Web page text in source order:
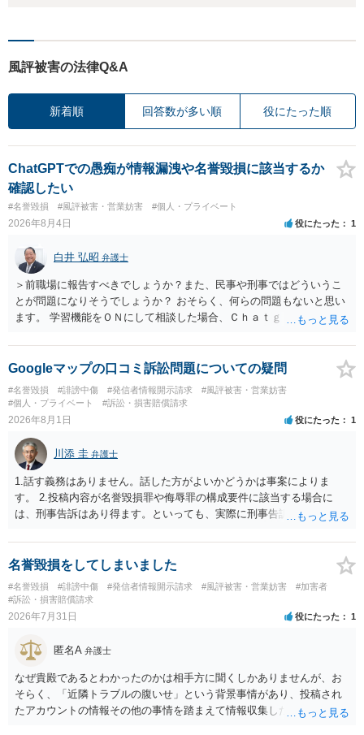
風評被害の法律Q&A
新着順 回答数が多い順 役にたった順
ChatGPTでの愚痴が情報漏洩や名誉毀損に該当するか
確認したい
#名誉毀損 #風評被害・営業妨害 #個人・プライベート
2026年8月4日 役にたった 1
白井 弘昭 弁護士
＞前職場に報告すべきでしょうか？また、民事や刑事ではどういうこ
とが問題になりそうでしょうか？ おそらく、何らの問題もないと思い
ます。 学習機能をＯＮにして相談した場合、Ｃｈａｔｇｐｔがｏｐｅ
する可能性がありますが、個人名や会社名を特定していない限り、一
般論として抽象化されて回答に織り込まれる可能性が生じるにすぎま
せんので、その情報自体が、秘密情報に当たるとは思えませんし、名
誉棄損として、個人や会社に対する誹謗中傷の不特定多数への公開に
当たるとも思われません。 もちろん、誰がその内容をｃｈａｔｇｐｔ
をせずに書き込んだことで（おそらく特定して書き込んだとして
も）、相談者さんが刑事民事の責任に問われることはないでしょう。
私見ながらご参考まで。
Googleマップの口コミ訴訟問題についての疑問
#名誉毀損 #誹謗中傷 #発信者情報開示請求
#風評被害・営業妨害
#個人・プライベート
#訴訟・損害賠償請求
2026年8月1日 役にたった 1
川添 圭 弁護士
1.話す義務はありません。話した方がよいかどうかは事案によりま
す。 2.投稿内容が名誉毀損罪や侮辱罪の構成要件に該当する場合に
は、刑事告訴はあり得ます。といっても、実際に刑事告訴に動くかど
です。Googleは電話番号の開示請求もできることが多いので、少しで
も特定可能になるよう、複数ルートで開示請求が行われることが多い
です。さらにいえば、利用者からの口コミ投稿の場合、開示請求者は
ある程度対象者を特定できている（ただし証拠による裏付けか必要な
ので発信者情報開示請求をする）というケースが比較的多いと思われ
名誉毀損をしてしまいました
#名誉毀損 #誹謗中傷 #発信者情報開示請求 #風評被害・営業妨害
#加害者
#訴訟・損害賠償請求
2026年7月31日 役にたった 1
匿名A 弁護士
なぜ貴殿であるとわかったのかは相手方に聞くしかありませんが、お
そらく、「近隣トラブルの腹いせ」という背景事情があり、投稿され
たアカウントの情報その他の事情を踏まえて情報収集した結果、この